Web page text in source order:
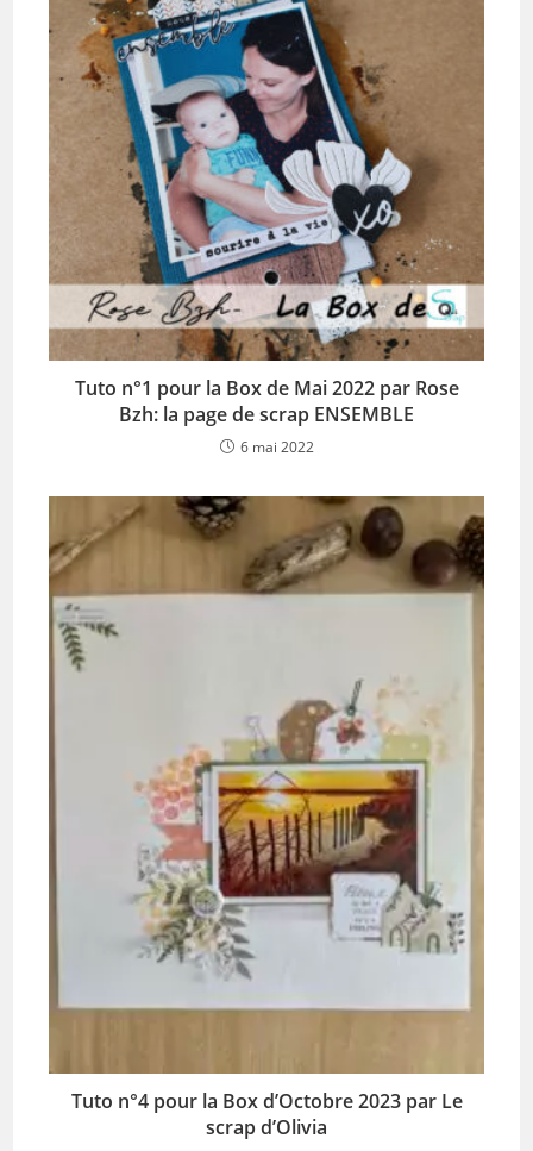
Tuto n°1 pour la Box de Mai 2022 par Rose
Bzh: la page de scrap ENSEMBLE
6 mai 2022
Tuto n°4 pour la Box d’Octobre 2023 par Le
scrap d’Olivia